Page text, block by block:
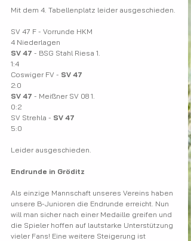
Mit dem 4. Tabellenplatz leider ausgeschieden.
SV 47 F - Vorrunde HKM
4 Niederlagen
SV 47 - BSG Stahl Riesa 1.
1:4
Coswiger FV - SV 47
2:0
SV 47 - Meißner SV 08 1.
0:2
SV Strehla - SV 47
5:0
Leider ausgeschieden.
Endrunde in Gröditz
Als einzige Mannschaft unseres Vereins haben
unsere B-Junioren die Endrunde erreicht. Nun
will man sicher nach einer Medaille greifen und
die Spieler hoffen auf lautstarke Unterstützung
vieler Fans! Eine weitere Steigerung ist